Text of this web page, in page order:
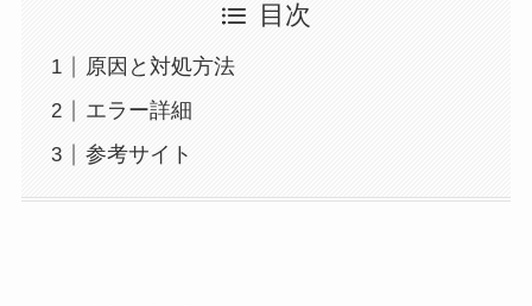
目次
原因と対処方法
エラー詳細
参考サイト